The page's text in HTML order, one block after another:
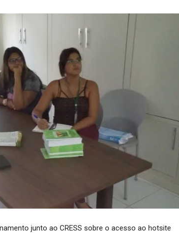
junto ao CRESS sobre o acesso ao hotsite